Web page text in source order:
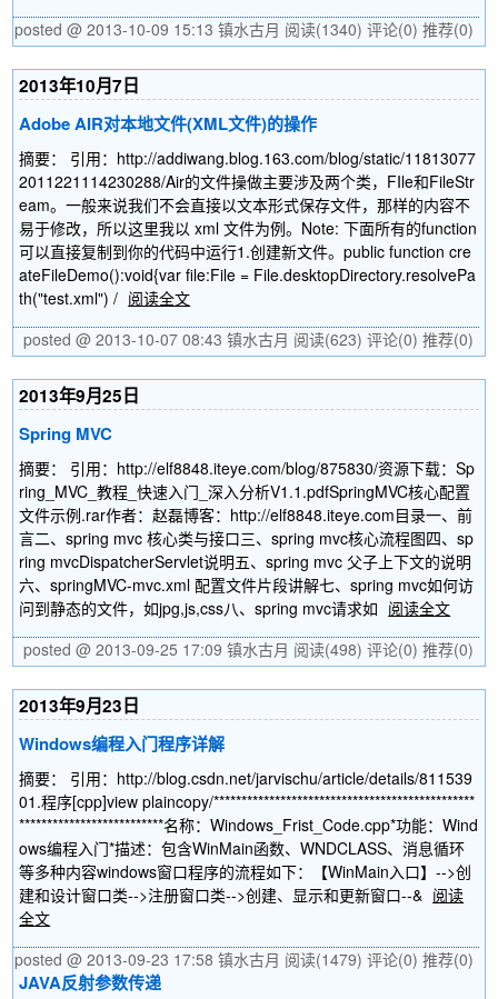
posted @ 2013-10-09 15:13 镇水古月 阅读(1340) 评论(0) 推荐(0)
2013年10月7日
Adobe AIR对本地文件(XML文件)的操作
摘要： 引用：http://addiwang.blog.163.com/blog/static/11813077
2011221114230288/Air的文件操做主要涉及两个类，FIle和FileStr
eam。一般来说我们不会直接以文本形式保存文件，那样的内容不
易于修改，所以这里我以 xml 文件为例。Note: 下面所有的function
可以直接复制到你的代码中运行1.创建新文件。public function cre
ateFileDemo():void{var file:File = File.desktopDirectory.resolvePa
th("test.xml") / 阅读全文
posted @ 2013-10-07 08:43 镇水古月 阅读(623) 评论(0) 推荐(0)
2013年9月25日
Spring MVC
摘要： 引用：http://elf8848.iteye.com/blog/875830/资源下载：Sp
ring_MVC_教程_快速入门_深入分析V1.1.pdfSpringMVC核心配置
文件示例.rar作者：赵磊博客：http://elf8848.iteye.com目录一、前
言二、spring mvc 核心类与接口三、spring mvc核心流程图四、sp
ring mvcDispatcherServlet说明五、spring mvc 父子上下文的说明
六、springMVC-mvc.xml 配置文件片段讲解七、spring mvc如何访
问到静态的文件，如jpg,js,css八、spring mvc请求如 阅读全文
posted @ 2013-09-25 17:09 镇水古月 阅读(498) 评论(0) 推荐(0)
2013年9月23日
Windows编程入门程序详解
摘要： 引用：http://blog.csdn.net/jarvischu/article/details/811539
01.程序[cpp]view plaincopy/***********************************************
**************************名称：Windows_Frist_Code.cpp*功能：Wind
ows编程入门*描述：包含WinMain函数、WNDCLASS、消息循环
等多种内容windows窗口程序的流程如下：【WinMain入口】-->创
建和设计窗口类-->注册窗口类-->创建、显示和更新窗口--& 阅读
全文
posted @ 2013-09-23 17:58 镇水古月 阅读(1479) 评论(0) 推荐(0)
JAVA反射参数传递